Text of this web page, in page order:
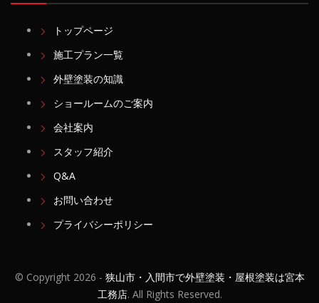
トップページ
施工プラン一覧
外壁塗装の知識
ショールームのご案内
会社案内
スタッフ紹介
Q&A
お問い合わせ
プライバシーポリシー
© Copyright2026 - 狭山市・入間市で外壁塗装・屋根塗装は宮本
工務店. All Rights Reserved.